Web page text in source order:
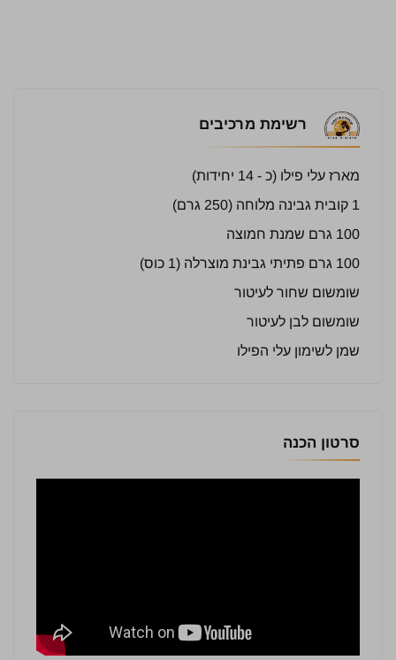
רשימת מרכיבים
מארז עלי פילו (כ - 14 יחידות)
1 קובית גבינה מלוחה (250 גרם)
100 גרם שמנת חמוצה
100 גרם פתיתי גבינת מוצרלה (1 כוס)
שומשום שחור לעיטור
שומשום לבן לעיטור
שמן לשימון עלי הפילו
סרטון הכנה